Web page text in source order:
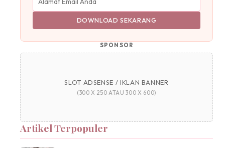
DOWNLOAD SEKARANG
SPONSOR
SLOT ADSENSE / IKLAN BANNER
(300 X 250 ATAU 300 X 600)
Artikel Terpopuler